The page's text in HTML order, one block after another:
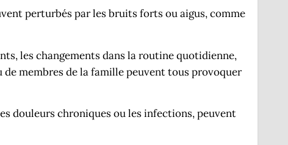
perturbés par les bruits forts ou aigus, comme
les changements dans la routine quotidienne,
membres de la famille peuvent tous provoquer
douleurs chroniques ou les infections, peuvent